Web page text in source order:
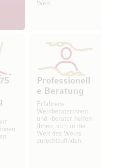
Welt.
Professionell
e Beratung
Erfahrene
Weinberaterinnen
und -berater helfen
Ihnen, sich in der
Welt des Weins
zurechtzufinden.